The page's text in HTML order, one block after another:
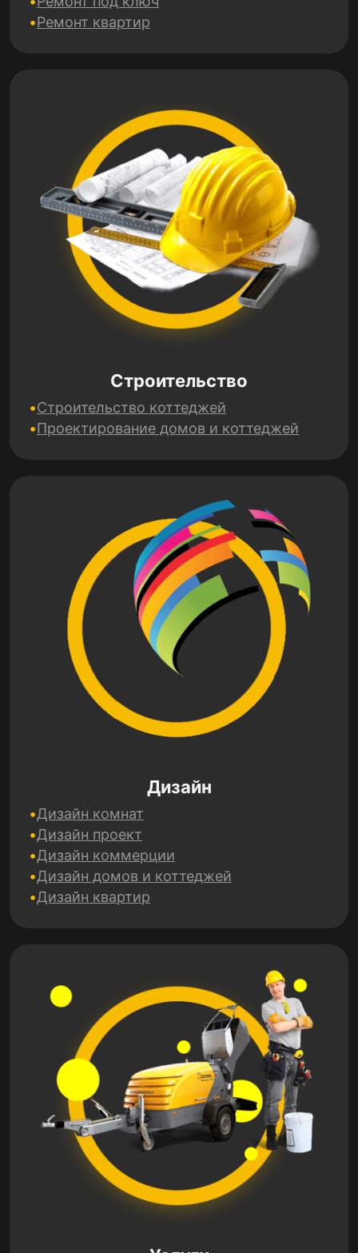
Ремонт квартир
Строительство
Строительство коттеджей
Проектирование домов и коттеджей
Дизайн
Дизайн комнат
Дизайн проект
Дизайн коммерции
Дизайн домов и коттеджей
Дизайн квартир